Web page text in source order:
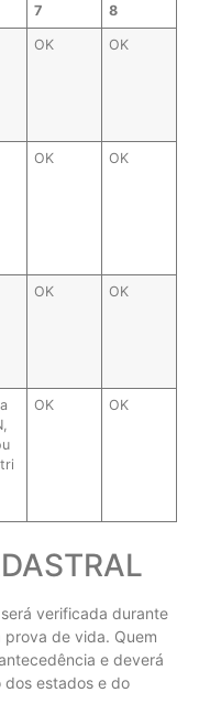
7
8
OK OK
OK OK
OK OK
OK OK
verificada durante
de vida. Quem
e deverá
estados e do